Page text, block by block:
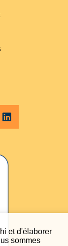
et d'élaborer
sommes